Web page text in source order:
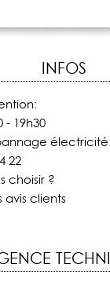
INFOS
- 19h30
électricité:
22
choisir ?
avis clients